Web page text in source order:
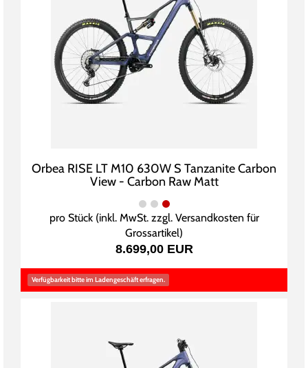
Orbea RISE LT M10 630W S Tanzanite Carbon
View - Carbon Raw Matt
pro Stück (inkl. MwSt. zzgl. Versandkosten für
Grossartikel)
8.699,00 EUR
Verfügbarkeit bitte im Ladengeschäft erfragen.